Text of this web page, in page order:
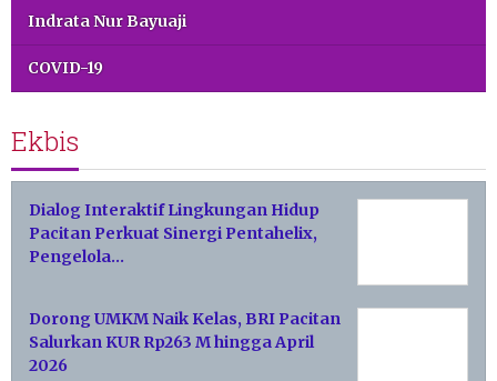
Indrata Nur Bayuaji
COVID-19
Ekbis
Dialog Interaktif Lingkungan Hidup
Pacitan Perkuat Sinergi Pentahelix,
Pengelola…
Dorong UMKM Naik Kelas, BRI Pacitan
Salurkan KUR Rp263 M hingga April
2026